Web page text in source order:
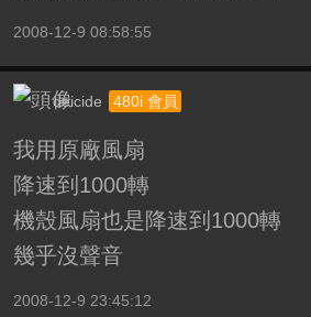
2008-12-9 08:58:55
deicide 480i 會員
我用原廠風扇
降速到1000轉
機殼風扇也是降速到1000轉
幾乎沒聲音
2008-12-9 23:45:12